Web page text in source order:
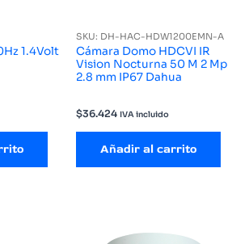
1.4Volt
SKU: DH-HAC-HDW1200EMN-A
Cámara Domo HDCVI IR
Vision Nocturna 50 M 2 Mp
2.8 mm IP67 Dahua
$36.424 IVA incluido
Añadir al carrito